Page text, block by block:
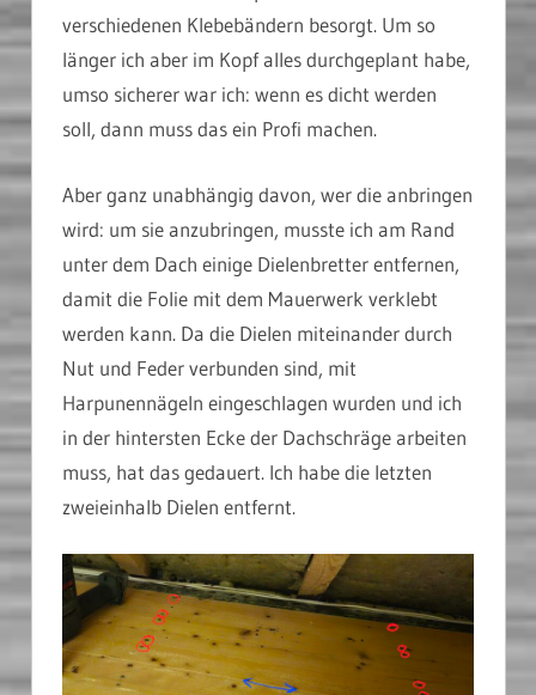
verschiedenen Klebebändern besorgt. Um so
länger ich aber im Kopf alles durchgeplant habe,
umso sicherer war ich: wenn es dicht werden
soll, dann muss das ein Profi machen.
Aber ganz unabhängig davon, wer die anbringen
wird: um sie anzubringen, musste ich am Rand
unter dem Dach einige Dielenbretter entfernen,
damit die Folie mit dem Mauerwerk verklebt
werden kann. Da die Dielen miteinander durch
Nut und Feder verbunden sind, mit
Harpunennägeln eingeschlagen wurden und ich
in der hintersten Ecke der Dachschräge arbeiten
muss, hat das gedauert. Ich habe die letzten
zweieinhalb Dielen entfernt.